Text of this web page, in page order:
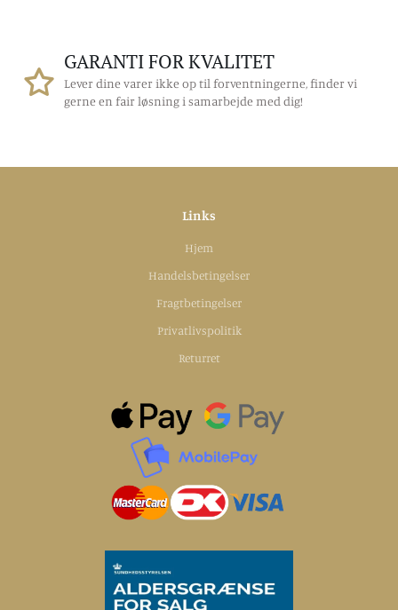
heraf mættede
fedtsyrer (g)
0
heraf sukkerarter (g)
<0,01g
GARANTI FOR KVALITET
Lever dine varer ikke op til forventningerne, finder vi
gerne en fair løsning i samarbejde med dig!
Links
Hjem
Handelsbetingelser
Fragtbetingelser
Privatlivspolitik
Returret